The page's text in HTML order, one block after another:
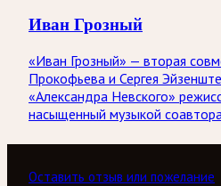
Иван Грозный
«Иван Грозный» — вторая
Прокофьева и Сергея
«Александра Невского»
насыщенный музыкой
Оставить отзыв или пожелание